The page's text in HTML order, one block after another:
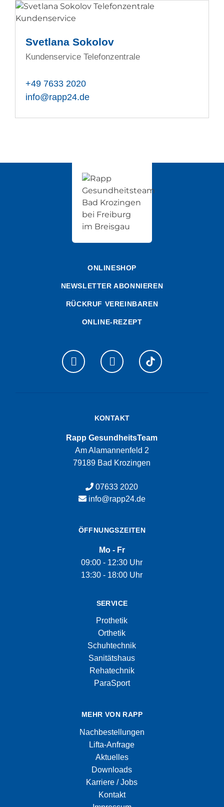
Svetlana Sokolov
Kundenservice Telefonzentrale
+49 7633 2020
info@rapp24.de
ONLINESHOP
NEWSLETTER ABONNIEREN
RÜCKRUF VEREINBAREN
ONLINE-REZEPT
KONTAKT
Rapp GesundheitsTeam
Am Alamannenfeld 2
79189 Bad Krozingen
07633 2020
info@rapp24.de
ÖFFNUNGSZEITEN
Mo - Fr
09:00 - 12:30 Uhr
13:30 - 18:00 Uhr
SERVICE
Prothetik
Orthetik
Schuhtechnik
Sanitätshaus
Rehatechnik
ParaSport
MEHR VON RAPP
Nachbestellungen
Lifta-Anfrage
Aktuelles
Downloads
Karriere / Jobs
Kontakt